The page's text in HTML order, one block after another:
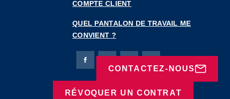
CONTACTEZ-NOUS
COMPTE CLIENT
QUEL PANTALON DE TRAVAIL ME
CONVIENT ?
Page Facebook de Bierbaum-Proenen
Page X de Bierbaum-Proenen
Page LinkedIn de
Page Instagram de
RÉVOQUER UN CONTRAT